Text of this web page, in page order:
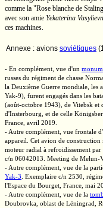
comme la "Rose blanche de
avec son amie Yekaterina
ces machines.
Annexe : avions soviétiques
- En complément, vue d'un
russes du régiment de chasse
la Deuxième Guerre mondiale, les
Yak-9), furent engagés dans les
(août-octobre 1943), de Vitebsk et
d'Insterbourg, et de celle
France, avril 2019.
- Autre complément, vue frontale
appareil. Cet avion de construction
moteur radial à refroidissement par
c/n 06042013. Meeting de Melun-
- Autre complément, vue de la
Yak-3 Exemplaire c/n 2530,
l'Espace du Bourget, France, mai
- Autre complément, vue de la
Doubrovka, oblast de Léningrad,